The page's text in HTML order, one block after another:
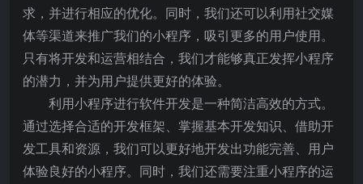
求，并进行相应的优化。同时，我们还可以利用社交媒
体等渠道来推广我们的小程序，吸引更多的用户使用。
只有将开发和运营相结合，我们才能够真正发挥小程序
的潜力，并为用户提供更好的体验。
利用小程序进行软件开发是一种简洁高效的方式。
通过选择合适的开发框架、掌握基本开发知识、借助开
发工具和资源，我们可以更好地开发出功能完善、用户
体验良好的小程序。同时，我们还需要注重小程序的运